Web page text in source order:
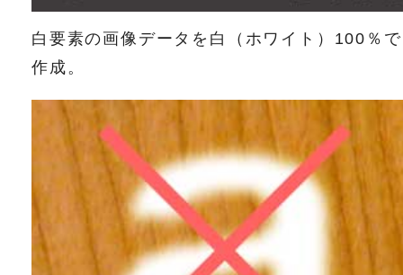
白要素の画像データを白（ホワイト）100％で
作成。